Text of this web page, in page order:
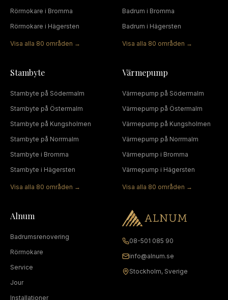
Rörmokare i Bromma
Rörmokare i Hägersten
Visa alla 80 områden →
Badrum i Bromma
Badrum i Hägersten
Visa alla 80 områden →
Stambyte
Stambyte på Södermalm
Stambyte på Östermalm
Stambyte på Kungsholmen
Stambyte på Norrmalm
Stambyte i Bromma
Stambyte i Hägersten
Visa alla 80 områden →
Värmepump
Värmepump på Södermalm
Värmepump på Östermalm
Värmepump på Kungsholmen
Värmepump på Norrmalm
Värmepump i Bromma
Värmepump i Hägersten
Visa alla 80 områden →
Alnum
Badrumsrenovering
Rörmokare
Service
Jour
Installationer
08-501 085 90
info@alnum.se
Stockholm, Sverige